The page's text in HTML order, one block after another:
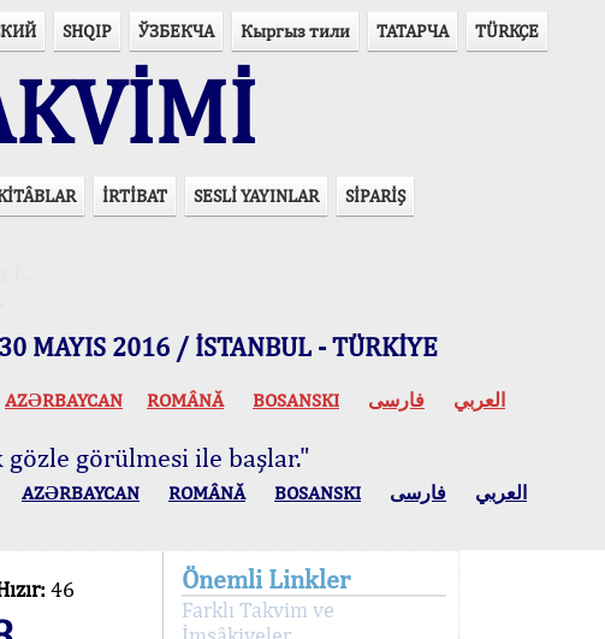
SHQIP ЎЗБЕКЧА Кыргыз тили ТАТАРЧА TÜRKÇE
İRTİBAT SESLİ YAYINLAR SİPARİŞ
MAYIS 2016 / İSTANBUL - TÜRKİYE
AZӘRBAYCAN ROMÂNĂ BOSANSKI العربي فارسی
görülmesi ile başlar."
AZӘRBAYCAN ROMÂNĂ BOSANSKI العربي فارسی
46 Önemli Linkler
Farklı Takvim ve